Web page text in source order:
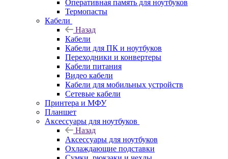
Оперативная память для ноутбуков
Термопасты
Кабели
Назад
Кабели
Кабели для ПК и ноутбуков
Переходники и конвертеры
Кабели питания
Видео кабели
Кабели для мобильных устройств
Сетевые кабели
Принтера и МФУ
Планшет
Аксессуары для ноутбуков
Назад
Аксессуары для ноутбуков
Охлаждающие подставки